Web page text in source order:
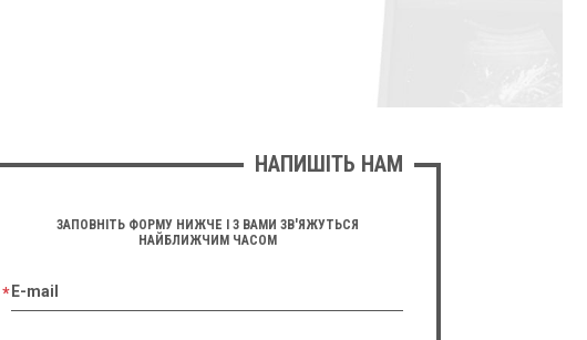
НАПИШІТЬ НАМ
ЗАПОВНІТЬ ФОРМУ НИЖЧЕ І З ВАМИ ЗВ'ЯЖУТЬСЯ
НАЙБЛИЖЧИМ ЧАСОМ
E-mail